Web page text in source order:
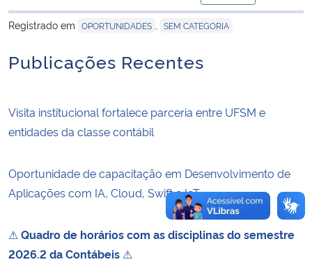
Banco Central do Brasil
Planalto
para área de
Registrado em OPORTUNIDADES SEM CATEGORIA
Publicações Recentes
Visita institucional fortalece parceria entre UFSM e
entidades da classe contábil
Oportunidade de capacitação em Desenvolvimento de
Aplicações com IA, Cloud, Swift e IoT
⚠ Quadro de horários com as disciplinas do semestre
2026.2 da Contábeis ⚠